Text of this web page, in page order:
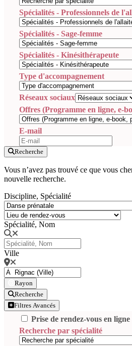
Spécialités - Professionnels de
Spécialités - Sage-femme
Spécialités - Kinésithérapeute
Type d'accompagnement
Réseaux sociaux
Offres (Programme en ligne, e-
E-mail
Recherche
Vous n’avez pas trouvé ce que vous
nouvelle recherche.
Discipline, Spécialité
Spécialité, Nom
Ville
Rayon
Recherche
Filtres Avancés
Prise de rendez-vous en ligne
Recherche par spécialité